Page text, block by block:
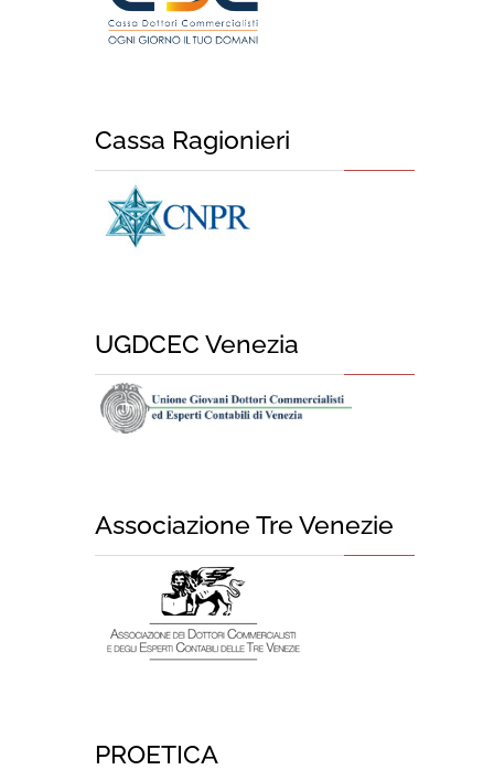
Cassa Ragionieri
UGDCEC Venezia
Associazione Tre Venezie
PROETICA